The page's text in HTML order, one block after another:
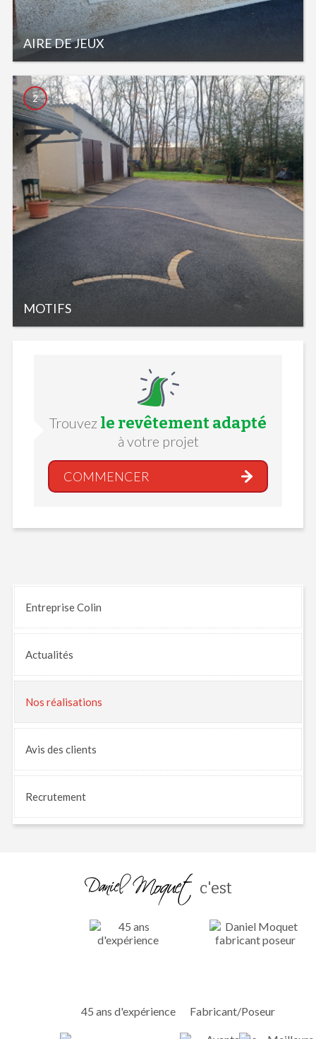
AIRE DE JEUX
MOTIFS
2
Trouvez le revêtement adapté
à votre projet
COMMENCER
Entreprise Colin
Actualités
Nos réalisations
Avis des clients
Recrutement
c'est
45 ans d'expérience Fabricant/Poseur